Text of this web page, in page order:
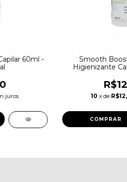
60ml -
juros
Smooth
Higienizante
10 x de